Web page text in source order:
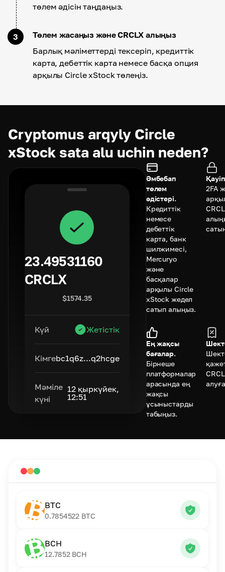
төлем әдісін таңдаңыз.
3
Төлем жасаңыз және CRCLX алыңыз
Барлық мәліметтерді тексеріп, кредиттік
карта, дебеттік карта немесе басқа опция
арқылы Circle xStock төлеңіз.
Cryptomus arqyly Circle
xStock sata alu uchin neden?
23.49531160
CRCLX
$1574.35
Күй Жетістік
Кімгеbc1q6z...q2hcge
Мәміле
күні
12 қыркүйек,
12:51
Әмбебап
төлем
әдістері.
Кредиттік
немесе
дебеттік
карта, банк
шилжимесі,
Mercuryo
және
басқалар
арқылы Circle
xStock жедел
сатып алыңыз.
2FA
Ең жақсы
бағалар.
Бірнеше
платформалар
арасында ең
жақсы
ұсыныстарды
табыңыз.
BTC
0.7854522 BTC
BCH
12.7852 BCH